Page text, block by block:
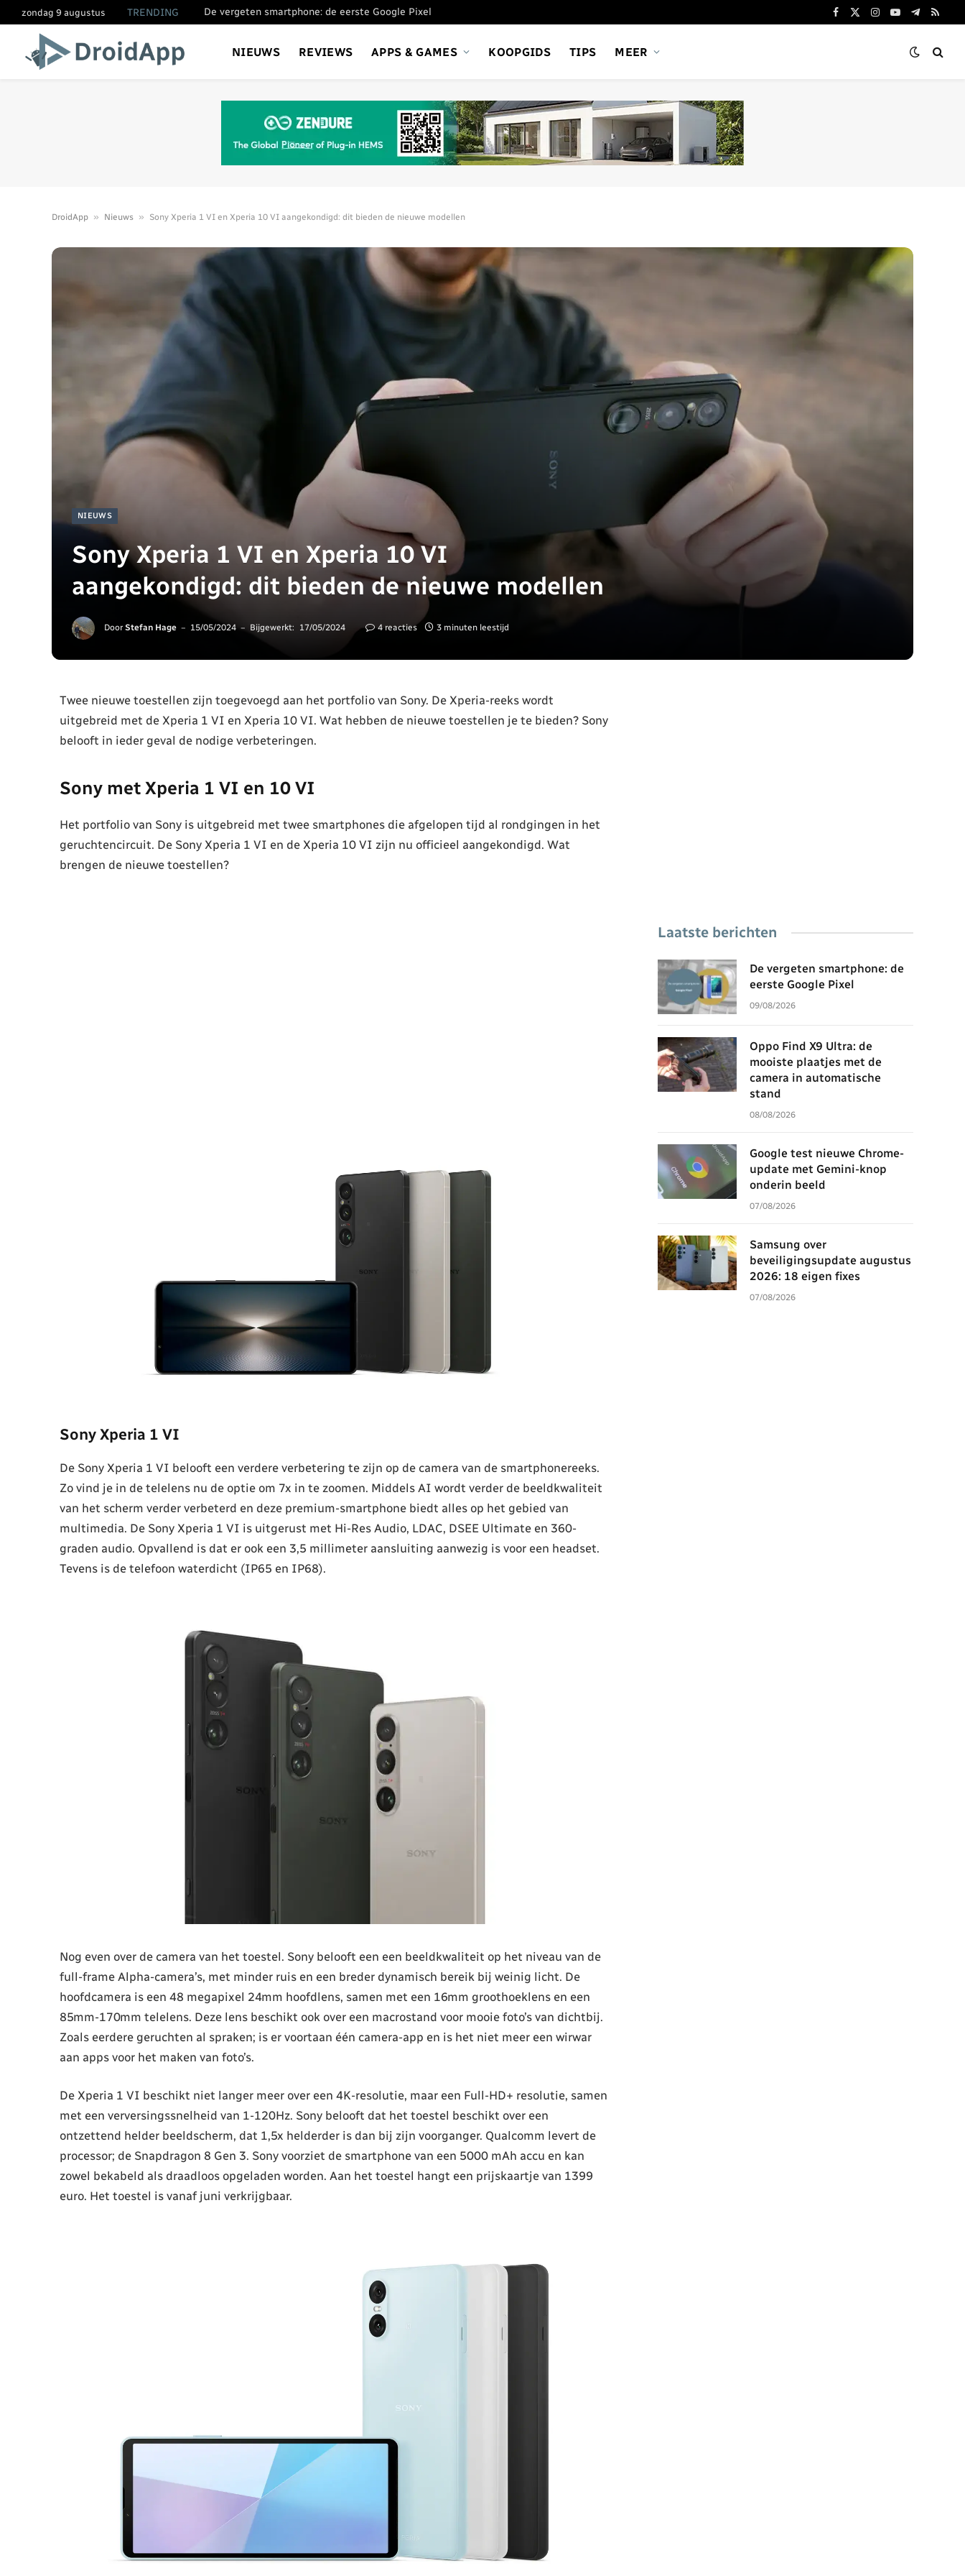
zondag 9 augustus TRENDING De vergeten smartphone: de eerste Google Pixel
Facebook
X
Instagram
YouTube
Telegram
RSS
NIEUWS REVIEWS APPS & GAMES KOOPGIDS TIPS MEER
DroidApp » Nieuws » Sony Xperia 1 VI en Xperia 10 VI aangekondigd: dit bieden de nieuwe modellen
NIEUWS
Sony Xperia 1 VI en Xperia 10 VI
aangekondigd: dit bieden de nieuwe modellen
Door Stefan Hage 15/05/2024 Bijgewerkt: 17/05/2024 4 reacties 3 minuten leestijd
Twee nieuwe toestellen zijn toegevoegd aan het portfolio van Sony. De Xperia-reeks wordt
uitgebreid met de Xperia 1 VI en Xperia 10 VI. Wat hebben de nieuwe toestellen je te bieden? Sony
belooft in ieder geval de nodige verbeteringen.
Sony met Xperia 1 VI en 10 VI
Het portfolio van Sony is uitgebreid met twee smartphones die afgelopen tijd al rondgingen in het
geruchtencircuit. De Sony Xperia 1 VI en de Xperia 10 VI zijn nu officieel aangekondigd. Wat
brengen de nieuwe toestellen?
Sony Xperia 1 VI
De Sony Xperia 1 VI belooft een verdere verbetering te zijn op de camera van de smartphonereeks.
Zo vind je in de telelens nu de optie om 7x in te zoomen. Middels AI wordt verder de beeldkwaliteit
van het scherm verder verbeterd en deze premium-smartphone biedt alles op het gebied van
multimedia. De Sony Xperia 1 VI is uitgerust met Hi-Res Audio, LDAC, DSEE Ultimate en 360-
graden audio. Opvallend is dat er ook een 3,5 millimeter aansluiting aanwezig is voor een headset.
Tevens is de telefoon waterdicht (IP65 en IP68).
Nog even over de camera van het toestel. Sony belooft een een beeldkwaliteit op het niveau van de
full-frame Alpha-camera’s, met minder ruis en een breder dynamisch bereik bij weinig licht. De
hoofdcamera is een 48 megapixel 24mm hoofdlens, samen met een 16mm groothoeklens en een
85mm-170mm telelens. Deze lens beschikt ook over een macrostand voor mooie foto’s van dichtbij.
Zoals eerdere geruchten al spraken; is er voortaan één camera-app en is het niet meer een wirwar
aan apps voor het maken van foto’s.
De Xperia 1 VI beschikt niet langer meer over een 4K-resolutie, maar een Full-HD+ resolutie, samen
met een verversingssnelheid van 1-120Hz. Sony belooft dat het toestel beschikt over een
ontzettend helder beeldscherm, dat 1,5x helderder is dan bij zijn voorganger. Qualcomm levert de
processor; de Snapdragon 8 Gen 3. Sony voorziet de smartphone van een 5000 mAh accu en kan
zowel bekabeld als draadloos opgeladen worden. Aan het toestel hangt een prijskaartje van 1399
euro. Het toestel is vanaf juni verkrijgbaar.
Laatste berichten
De vergeten smartphone: de
eerste Google Pixel
09/08/2026
Oppo Find X9 Ultra: de
mooiste plaatjes met de
camera in automatische
stand
08/08/2026
Google test nieuwe Chrome-
update met Gemini-knop
onderin beeld
07/08/2026
Samsung over
beveiligingsupdate augustus
2026: 18 eigen fixes
07/08/2026